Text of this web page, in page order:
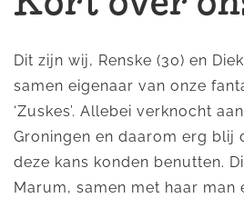
Dit zijn wij, Renske (30) en
samen eigenaar van onze
‘Zuskes’. Allebei verknocht
Groningen en daarom erg blij
deze kans konden benutten.
Marum, samen met haar man